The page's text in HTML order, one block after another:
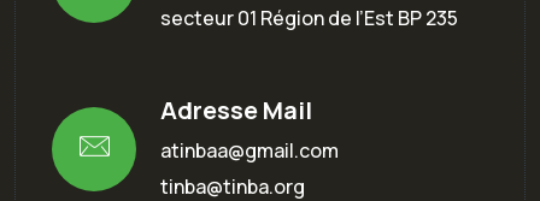
secteur 01 Région de l’Est BP 235
Adresse Mail
atinbaa@gmail.com
tinba@tinba.org